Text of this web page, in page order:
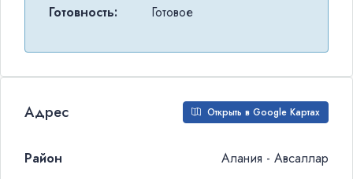
Готовность:
Готовое
Адрес Открыть в Google Картах
Район Алания - Авсаллар